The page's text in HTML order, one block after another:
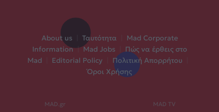
About us Ταυτότητα
Mad Corporate
Information | Mad Jobs
Πώς να έρθεις στο
Mad
Editorial Policy Πολιτική Απορρήτου
Όροι Χρήσης
MAD.gr MAD TV